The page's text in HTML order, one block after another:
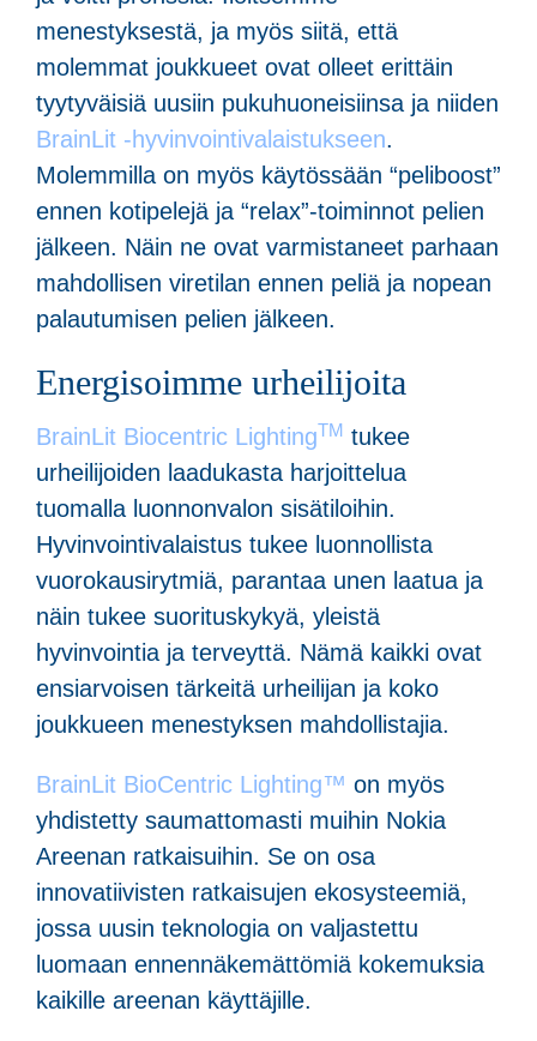
menestyksestä, ja myös siitä, että
molemmat joukkueet ovat olleet erittäin
tyytyväisiä uusiin pukuhuoneisiinsa ja niiden
BrainLit -hyvinvointivalaistukseen.
Molemmilla on myös käytössään “peliboost”
ennen kotipelejä ja “relax”-toiminnot pelien
jälkeen. Näin ne ovat varmistaneet parhaan
mahdollisen viretilan ennen peliä ja nopean
palautumisen pelien jälkeen.
Energisoimme urheilijoita
BrainLit Biocentric LightingTM tukee
urheilijoiden laadukasta harjoittelua
tuomalla luonnonvalon sisätiloihin.
Hyvinvointivalaistus tukee luonnollista
vuorokausirytmiä, parantaa unen laatua ja
näin tukee suorituskykyä, yleistä
hyvinvointia ja terveyttä. Nämä kaikki ovat
ensiarvoisen tärkeitä urheilijan ja koko
joukkueen menestyksen mahdollistajia.
BrainLit BioCentric Lighting™ on myös
yhdistetty saumattomasti muihin Nokia
Areenan ratkaisuihin. Se on osa
innovatiivisten ratkaisujen ekosysteemiä,
jossa uusin teknologia on valjastettu
luomaan ennennäkemättömiä kokemuksia
kaikille areenan käyttäjille.